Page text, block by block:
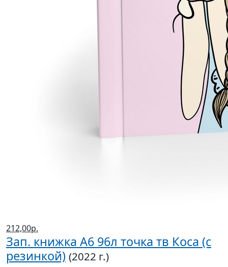
212,00р.
Зап. книжка А6 96л точка тв Коса (с
резинкой) (2022 г.)